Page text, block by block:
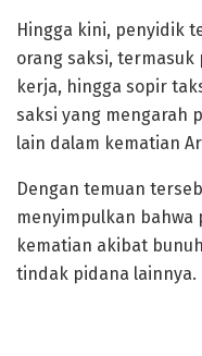
Hingga kini, penyidik
orang saksi,
kerja, hingga sopir
saksi yang mengarah
lain dalam kematian
Dengan temuan
menyimpulkan
kematian akibat
tindak pidana lainnya.